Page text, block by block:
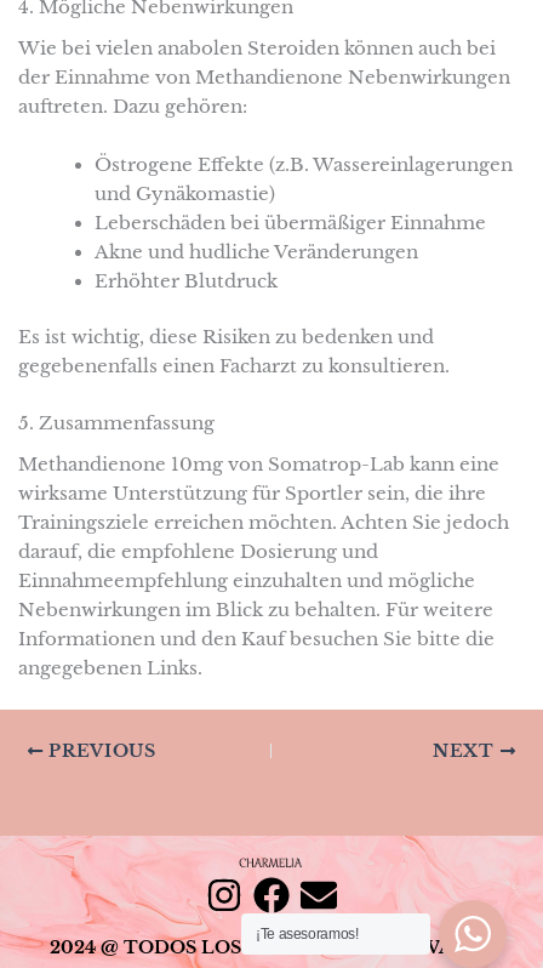
4. Mögliche Nebenwirkungen
Wie bei vielen anabolen Steroiden können auch bei
der Einnahme von Methandienone Nebenwirkungen
auftreten. Dazu gehören:
Östrogene Effekte (z.B. Wassereinlagerungen
und Gynäkomastie)
Leberschäden bei übermäßiger Einnahme
Akne und hudliche Veränderungen
Erhöhter Blutdruck
Es ist wichtig, diese Risiken zu bedenken und
gegebenenfalls einen Facharzt zu konsultieren.
5. Zusammenfassung
Methandienone 10mg von Somatrop-Lab kann eine
wirksame Unterstützung für Sportler sein, die ihre
Trainingsziele erreichen möchten. Achten Sie jedoch
darauf, die empfohlene Dosierung und
Einnahmeempfehlung einzuhalten und mögliche
Nebenwirkungen im Blick zu behalten. Für weitere
Informationen und den Kauf besuchen Sie bitte die
angegebenen Links.
PREVIOUS NEXT
I
n
F
a
E
n
2024 @ TODOS LOS DERECHOS RESERVADOS
¡Te asesoramos!